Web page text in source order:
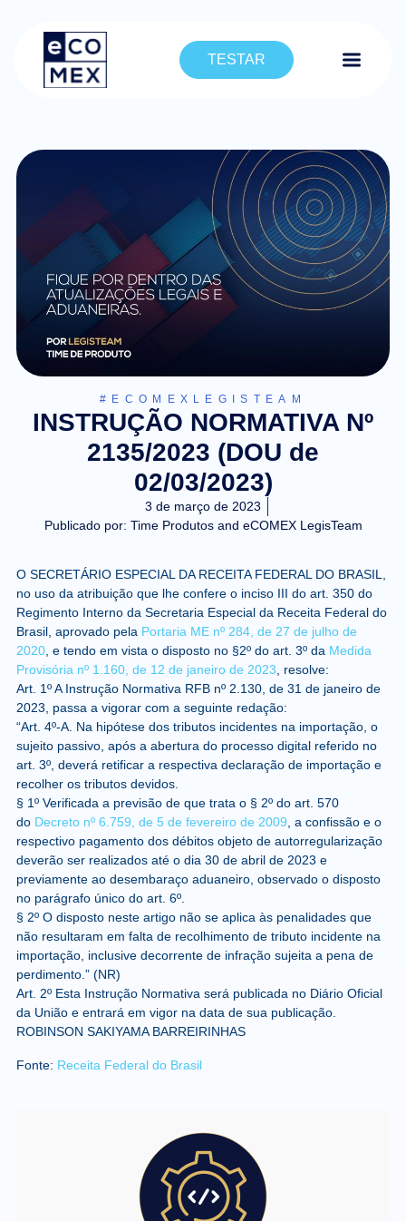
TESTAR
#ECOMEXLEGISTEAM
INSTRUÇÃO NORMATIVA Nº
2135/2023 (DOU de
02/03/2023)
3 de março de 2023
Publicado por: Time Produtos and eCOMEX LegisTeam
O SECRETÁRIO ESPECIAL DA RECEITA FEDERAL DO BRASIL,
no uso da atribuição que lhe confere o inciso III do art. 350 do
Regimento Interno da Secretaria Especial da Receita Federal do
Brasil, aprovado pela Portaria ME nº 284, de 27 de julho de
2020, e tendo em vista o disposto no §2º do art. 3º da Medida
Provisória nº 1.160, de 12 de janeiro de 2023 , resolve:
Art. 1º A Instrução Normativa RFB nº 2.130, de 31 de janeiro de
2023, passa a vigorar com a seguinte redação:
“Art. 4º-A. Na hipótese dos tributos incidentes na importação, o
sujeito passivo, após a abertura do processo digital referido no
art. 3º, deverá retificar a respectiva declaração de importação e
recolher os tributos devidos.
§ 1º Verificada a previsão de que trata o § 2º do art. 570
do Decreto nº 6.759, de 5 de fevereiro de 2009 , a confissão e o
respectivo pagamento dos débitos objeto de autorregularização
deverão ser realizados até o dia 30 de abril de 2023 e
previamente ao desembaraço aduaneiro, observado o disposto
no parágrafo único do art. 6º.
§ 2º O disposto neste artigo não se aplica às penalidades que
não resultaram em falta de recolhimento de tributo incidente na
importação, inclusive decorrente de infração sujeita a pena de
perdimento.” (NR)
Art. 2º Esta Instrução Normativa será publicada no Diário Oficial
da União e entrará em vigor na data de sua publicação.
ROBINSON SAKIYAMA BARREIRINHAS
Fonte: Receita Federal do Brasil